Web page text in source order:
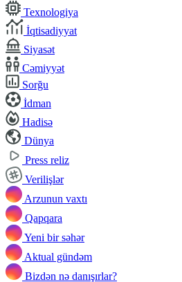
Texnologiya
İqtisadiyyat
Siyasət
Cəmiyyət
Sorğu
İdman
Hadisə
Dünya
Press reliz
Verilişlər
Arzunun vaxtı
Qapqara
Yeni bir səhər
Aktual gündəm
Bizdən nə danışırlar?